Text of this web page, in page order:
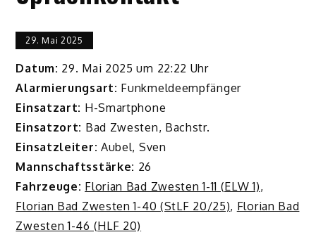
29. Mai 2025
Datum: 29. Mai 2025 um 22:22 Uhr
Alarmierungsart: Funkmeldeempfänger
Einsatzart: H-Smartphone
Einsatzort: Bad Zwesten, Bachstr.
Einsatzleiter: Aubel, Sven
Mannschaftsstärke: 26
Fahrzeuge: Florian Bad Zwesten 1-11 (ELW 1),
Florian Bad Zwesten 1-40 (StLF 20/25), Florian Bad
Zwesten 1-46 (HLF 20)